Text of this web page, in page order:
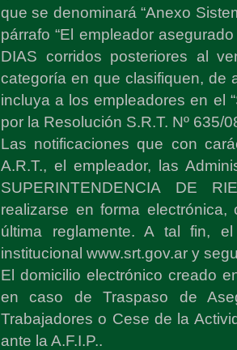
que se denominará “Anexo
párrafo “El empleador
DIAS corridos posteriores al
categoría en que clasifiquen, de
incluya a los empleadores en el
por la Resolución S.R.T. Nº 635/
Las notificaciones que con
A.R.T., el empleador, las
SUPERINTENDENCIA DE
realizarse en forma
última reglamente. A tal fin,
institucional www.srt.gov.ar y
El domicilio electrónico creado
en caso de Traspaso de
Trabajadores o Cese de la
ante la A.F.I.P..